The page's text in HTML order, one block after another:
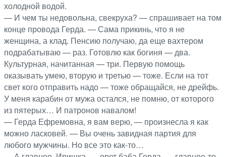
холодной водой.
— И чем ты недовольна, свекруха? — спрашивает на том
конце провода Герда. — Сама прикинь, что я не
женщина, а клад. Пенсию получаю, да еще вахтером
подрабатываю — раз. Готовлю как богиня — два.
Культурная, начитанная — три. Первую помощь
оказывать умею, вторую и третью — тоже. Если на тот
свет кого отправить надо — тоже обращайся, не дрейфь.
У меня карабин от мужа остался, не помню, от которого
из пятерых… И патронов навалом!
— Герда Ефремовна, я вам верю, — произнесла я как
можно ласковей. — Вы очень завидная партия для
любого мужчины. Но все это как-то…